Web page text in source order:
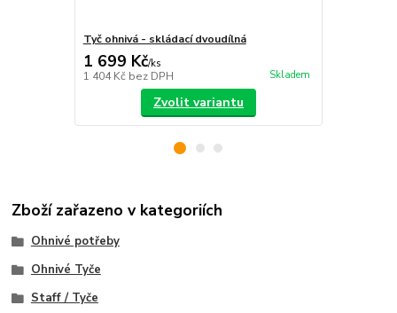
Tyč ohnivá - skládací dvoudílná
1 699 Kč/ks
1 404 Kč bez DPH Skladem
Zvolit variantu
Zboží zařazeno v kategoriích
Ohnivé potřeby
Ohnivé Tyče
Staff / Tyče